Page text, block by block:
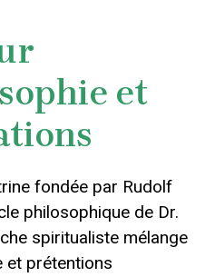
et
fondée par Rudolf
philosophique de Dr.
spiritualiste mélange
et prétentions